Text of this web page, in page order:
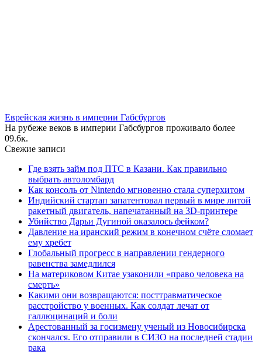
Еврейская жизнь в империи Габсбургов
На рубеже веков в империи Габсбургов проживало более
09.6к.
Свежие записи
Где взять займ под ПТС в Казани. Как правильно
выбрать автоломбард
Как консоль от Nintendo мгновенно стала суперхитом
Индийский стартап запатентовал первый в мире литой
ракетный двигатель, напечатанный на 3D-принтере
Убийство Дарьи Дугиной оказалось фейком?
Давление на иранский режим в конечном счёте сломает
ему хребет
Глобальный прогресс в направлении гендерного
равенства замедлился
На материковом Китае узаконили «право человека на
смерть»
Какими они возвращаются: посттравматическое
расстройство у военных. Как солдат лечат от
галлюцинаций и боли
Арестованный за госизмену ученый из Новосибирска
скончался. Его отправили в СИЗО на последней стадии
рака